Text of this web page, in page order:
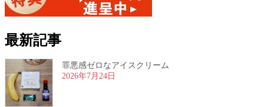
最新記事
罪悪感ゼロなアイスクリーム
2026年7月24日